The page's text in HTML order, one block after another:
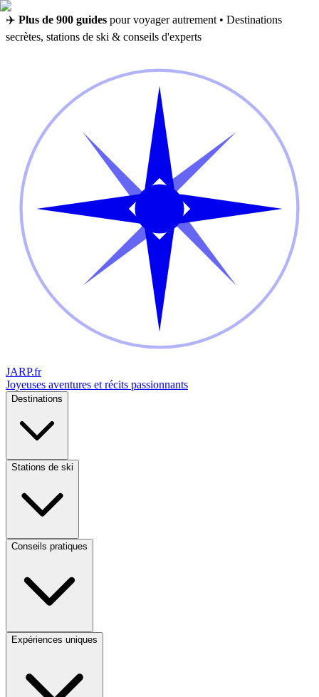
✈️ Plus de 900 guides pour voyager autrement • Destinations
secrètes, stations de ski & conseils d'experts
JARP.fr
Joyeuses aventures et récits passionnants
Destinations
Stations de ski
Conseils pratiques
Expériences uniques